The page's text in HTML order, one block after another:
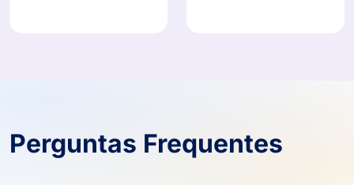
Perguntas Frequentes